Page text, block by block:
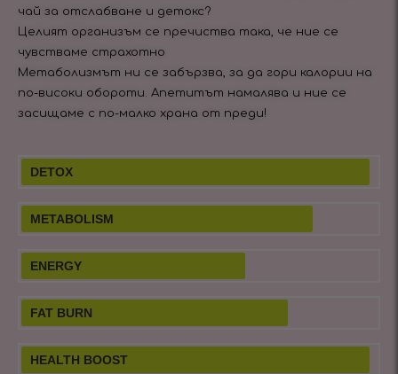
чай за отслабване и детокс?
Целият организъм се пречиства така, че ние се
чувстваме страхотно
Метаболизмът ни се забързва, за да гори калории на
по-високи обороти. Апетитът намалява и ние се
засищаме с по-малко храна от преди!
DETOX
METABOLISM
ENERGY
FAT BURN
HEALTH BOOST